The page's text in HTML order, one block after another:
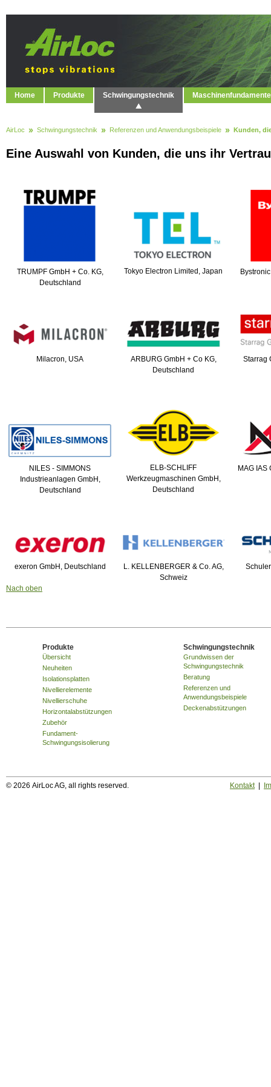
Home Produkte Schwingungstechnik Maschinenfundamente
AirLoc Schwingungstechnik Referenzen und Anwendungsbeispiele Kunden,
Eine Auswahl von Kunden, die uns ihr
TRUMPF GmbH + Co. KG,
Deutschland
Tokyo Electron Limited, Japan
Milacron, USA
ARBURG GmbH + Co KG,
Deutschland
Starrag
NILES - SIMMONS
Industrieanlagen GmbH,
Deutschland
ELB-SCHLIFF
Werkzeugmaschinen GmbH,
Deutschland
MAG IAS
exeron GmbH, Deutschland
L. KELLENBERGER & Co. AG,
Schweiz
Nach oben
Produkte
Übersicht
Neuheiten
Isolationsplatten
Nivellierelemente
Nivellierschuhe
Horizontalabstützungen
Zubehör
Fundament-
Schwingungsisolierung
Schwingungstechnik
Grundwissen der
Schwingungstechnik
Beratung
Referenzen und
Anwendungsbeispiele
Deckenabstützungen
© 2026 AirLoc AG, all rights reserved. Kontakt|